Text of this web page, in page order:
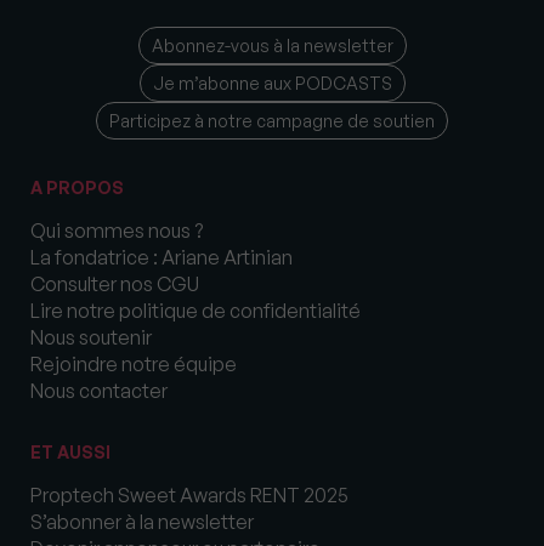
Abonnez-vous à la newsletter
Je m’abonne aux PODCASTS
Participez à notre campagne de soutien
A PROPOS
Qui sommes nous ?
La fondatrice : Ariane Artinian
Consulter nos CGU
Lire notre politique de confidentialité
Nous soutenir
Rejoindre notre équipe
Nous contacter
ET AUSSI
Proptech Sweet Awards RENT 2025
S’abonner à la newsletter